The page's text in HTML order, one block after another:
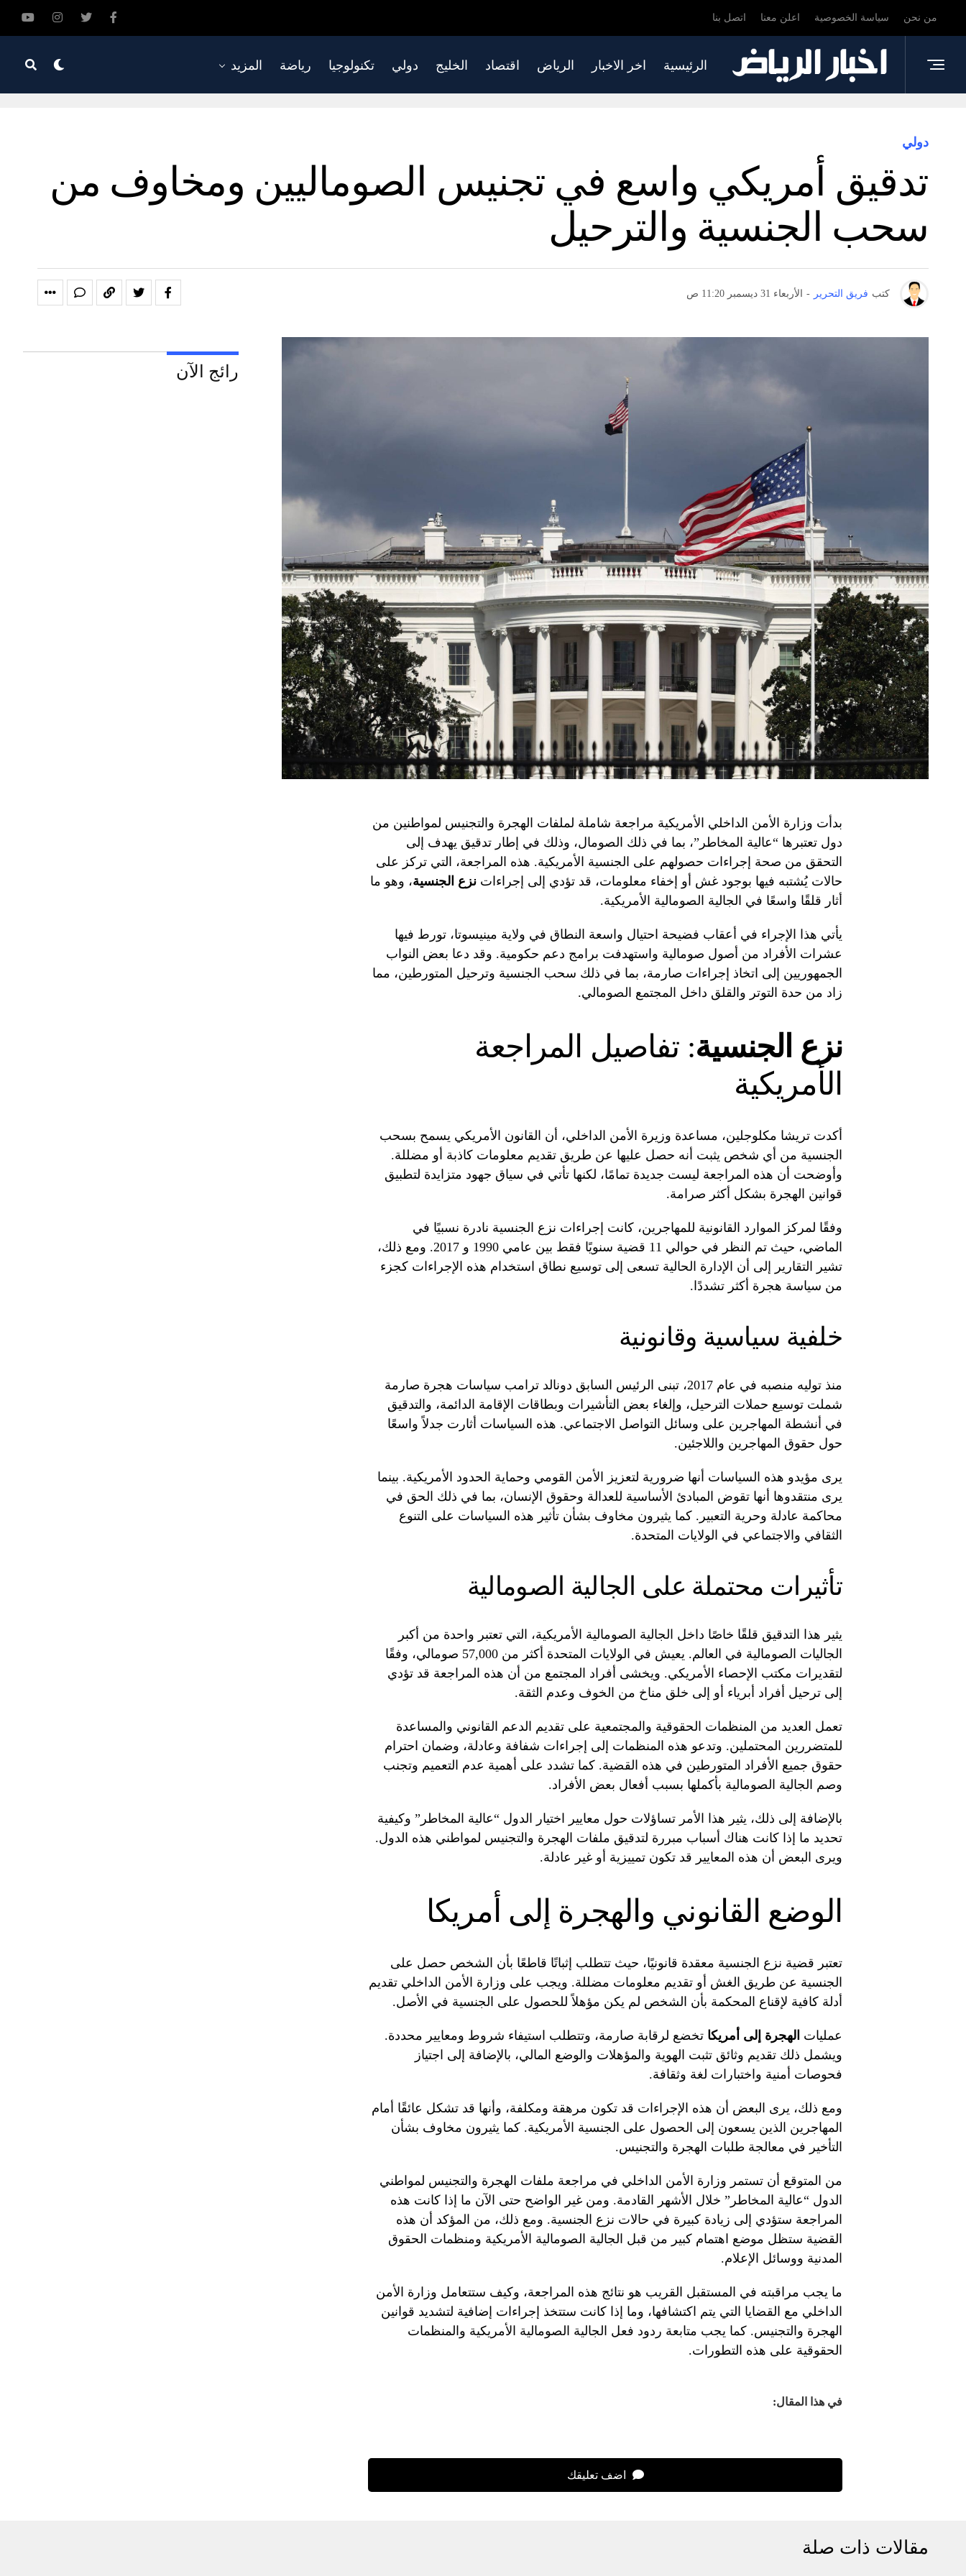
من نحن سياسة الخصوصية اعلن معنا اتصل بنا
الرئيسية اخر الاخبار الرياض اقتصاد الخليج دولي تكنولوجيا رياضة المزيد
دولي
تدقيق أمريكي واسع في تجنيس الصوماليين ومخاوف من
سحب الجنسية والترحيل
كتب فريق التحرير - الأربعاء 31 ديسمبر 11:20 ص
بدأت وزارة الأمن الداخلي الأمريكية مراجعة شاملة لملفات الهجرة والتجنيس لمواطنين من
دول تعتبرها “عالية المخاطر”، بما في ذلك الصومال، وذلك في إطار تدقيق يهدف إلى
التحقق من صحة إجراءات حصولهم على الجنسية الأمريكية. هذه المراجعة، التي تركز على
حالات يُشتبه فيها بوجود غش أو إخفاء معلومات، قد تؤدي إلى إجراءات نزع الجنسية، وهو ما
أثار قلقًا واسعًا في الجالية الصومالية الأمريكية.
يأتي هذا الإجراء في أعقاب فضيحة احتيال واسعة النطاق في ولاية مينيسوتا، تورط فيها
عشرات الأفراد من أصول صومالية واستهدفت برامج دعم حكومية. وقد دعا بعض النواب
الجمهوريين إلى اتخاذ إجراءات صارمة، بما في ذلك سحب الجنسية وترحيل المتورطين، مما
زاد من حدة التوتر والقلق داخل المجتمع الصومالي.
نزع الجنسية: تفاصيل المراجعة
الأمريكية
أكدت تريشا مكلوجلين، مساعدة وزيرة الأمن الداخلي، أن القانون الأمريكي يسمح بسحب
الجنسية من أي شخص يثبت أنه حصل عليها عن طريق تقديم معلومات كاذبة أو مضللة.
وأوضحت أن هذه المراجعة ليست جديدة تمامًا، لكنها تأتي في سياق جهود متزايدة لتطبيق
قوانين الهجرة بشكل أكثر صرامة.
وفقًا لمركز الموارد القانونية للمهاجرين، كانت إجراءات نزع الجنسية نادرة نسبيًا في
الماضي، حيث تم النظر في حوالي 11 قضية سنويًا فقط بين عامي 1990 و 2017. ومع ذلك،
تشير التقارير إلى أن الإدارة الحالية تسعى إلى توسيع نطاق استخدام هذه الإجراءات كجزء
من سياسة هجرة أكثر تشددًا.
خلفية سياسية وقانونية
منذ توليه منصبه في عام 2017، تبنى الرئيس السابق دونالد ترامب سياسات هجرة صارمة
شملت توسيع حملات الترحيل، وإلغاء بعض التأشيرات وبطاقات الإقامة الدائمة، والتدقيق
في أنشطة المهاجرين على وسائل التواصل الاجتماعي. هذه السياسات أثارت جدلاً واسعًا
حول حقوق المهاجرين واللاجئين.
يرى مؤيدو هذه السياسات أنها ضرورية لتعزيز الأمن القومي وحماية الحدود الأمريكية. بينما
يرى منتقدوها أنها تقوض المبادئ الأساسية للعدالة وحقوق الإنسان، بما في ذلك الحق في
محاكمة عادلة وحرية التعبير. كما يثيرون مخاوف بشأن تأثير هذه السياسات على التنوع
الثقافي والاجتماعي في الولايات المتحدة.
تأثيرات محتملة على الجالية الصومالية
يثير هذا التدقيق قلقًا خاصًا داخل الجالية الصومالية الأمريكية، التي تعتبر واحدة من أكبر
الجاليات الصومالية في العالم. يعيش في الولايات المتحدة أكثر من 57,000 صومالي، وفقًا
لتقديرات مكتب الإحصاء الأمريكي. ويخشى أفراد المجتمع من أن هذه المراجعة قد تؤدي
إلى ترحيل أفراد أبرياء أو إلى خلق مناخ من الخوف وعدم الثقة.
تعمل العديد من المنظمات الحقوقية والمجتمعية على تقديم الدعم القانوني والمساعدة
للمتضررين المحتملين. وتدعو هذه المنظمات إلى إجراءات شفافة وعادلة، وضمان احترام
حقوق جميع الأفراد المتورطين في هذه القضية. كما تشدد على أهمية عدم التعميم وتجنب
وصم الجالية الصومالية بأكملها بسبب أفعال بعض الأفراد.
بالإضافة إلى ذلك، يثير هذا الأمر تساؤلات حول معايير اختيار الدول “عالية المخاطر” وكيفية
تحديد ما إذا كانت هناك أسباب مبررة لتدقيق ملفات الهجرة والتجنيس لمواطني هذه الدول.
ويرى البعض أن هذه المعايير قد تكون تمييزية أو غير عادلة.
الوضع القانوني والهجرة إلى أمريكا
تعتبر قضية نزع الجنسية معقدة قانونيًا، حيث تتطلب إثباتًا قاطعًا بأن الشخص حصل على
الجنسية عن طريق الغش أو تقديم معلومات مضللة. ويجب على وزارة الأمن الداخلي تقديم
أدلة كافية لإقناع المحكمة بأن الشخص لم يكن مؤهلاً للحصول على الجنسية في الأصل.
عمليات الهجرة إلى أمريكا تخضع لرقابة صارمة، وتتطلب استيفاء شروط ومعايير محددة.
ويشمل ذلك تقديم وثائق تثبت الهوية والمؤهلات والوضع المالي، بالإضافة إلى اجتياز
فحوصات أمنية واختبارات لغة وثقافة.
ومع ذلك، يرى البعض أن هذه الإجراءات قد تكون مرهقة ومكلفة، وأنها قد تشكل عائقًا أمام
المهاجرين الذين يسعون إلى الحصول على الجنسية الأمريكية. كما يثيرون مخاوف بشأن
التأخير في معالجة طلبات الهجرة والتجنيس.
من المتوقع أن تستمر وزارة الأمن الداخلي في مراجعة ملفات الهجرة والتجنيس لمواطني
الدول “عالية المخاطر” خلال الأشهر القادمة. ومن غير الواضح حتى الآن ما إذا كانت هذه
المراجعة ستؤدي إلى زيادة كبيرة في حالات نزع الجنسية. ومع ذلك، من المؤكد أن هذه
القضية ستظل موضع اهتمام كبير من قبل الجالية الصومالية الأمريكية ومنظمات الحقوق
المدنية ووسائل الإعلام.
ما يجب مراقبته في المستقبل القريب هو نتائج هذه المراجعة، وكيف ستتعامل وزارة الأمن
الداخلي مع القضايا التي يتم اكتشافها، وما إذا كانت ستتخذ إجراءات إضافية لتشديد قوانين
الهجرة والتجنيس. كما يجب متابعة ردود فعل الجالية الصومالية الأمريكية والمنظمات
الحقوقية على هذه التطورات.
في هذا المقال:
اضف تعليقك
رائج الآن
مقالات ذات صلة